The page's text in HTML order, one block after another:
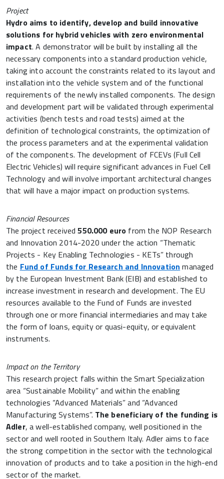
Project
Hydro aims to identify, develop and build innovative
solutions for hybrid vehicles with zero environmental
impact. A demonstrator will be built by installing all the
necessary components into a standard production vehicle,
taking into account the constraints related to its layout and
installation into the vehicle system and of the functional
requirements of the newly installed components. The design
and development part will be validated through experimental
activities (bench tests and road tests) aimed at the
definition of technological constraints, the optimization of
the process parameters and at the experimental validation
of the components. The development of FCEVs (Full Cell
Electric Vehicles) will require significant advances in Fuel Cell
Technology and will involve important architectural changes
that will have a major impact on production systems.
Financial Resources
The project received550.000 euro from the NOP Research
and Innovation 2014-2020 under the action “Thematic
Projects - Key Enabling Technologies - KETs” through
the Fund of Funds for Research and Innovation managed
by the European Investment Bank (EIB) and established to
increase investment in research and development. The EU
resources available to the Fund of Funds are invested
through one or more financial intermediaries and may take
the form of loans, equity or quasi-equity, or equivalent
instruments.
Impact on the Territory
This research project falls within the Smart Specialization
area “Sustainable Mobility” and within the enabling
technologies “Advanced Materials” and “Advanced
Manufacturing Systems”. The beneficiary of the funding is
Adler, a well-established company, well positioned in the
sector and well rooted in Southern Italy. Adler aims to face
the strong competition in the sector with the technological
innovation of products and to take a position in the high-end
sector of the market.